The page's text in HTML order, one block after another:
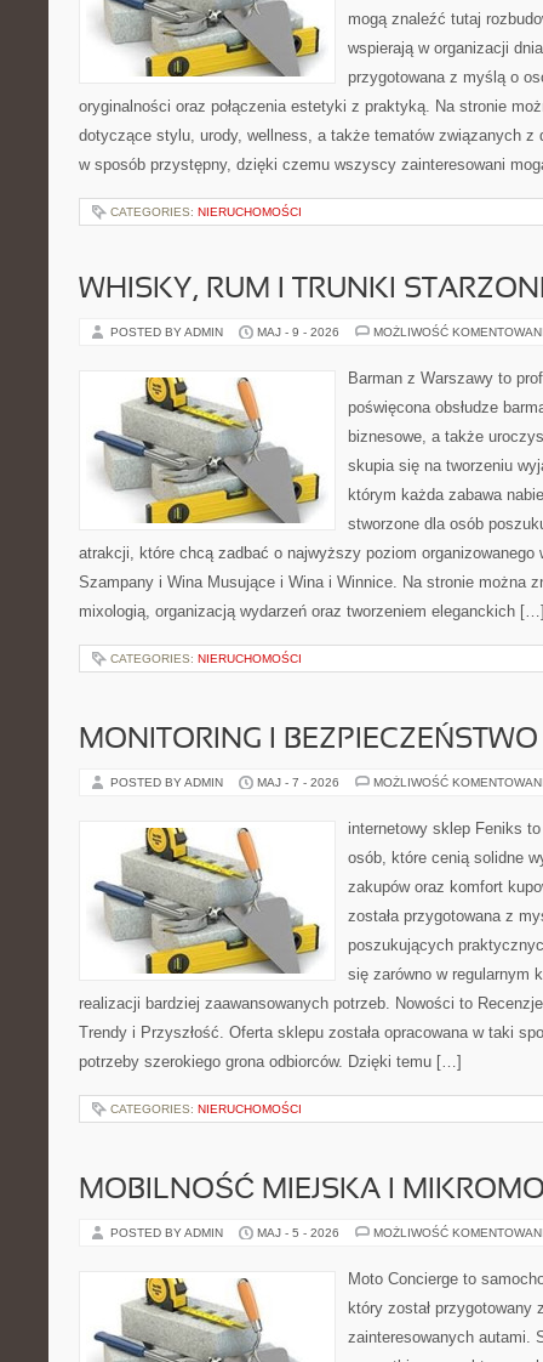
mogą znaleźć tutaj
wspierają w organizacji
przygotowana z myślą o
oryginalności oraz połączenia estetyki z praktyką. Na stronie
dotyczące stylu, urody, wellness, a także tematów związanych z
w sposób przystępny, dzięki czemu wszyscy zainteresowani
CATEGORIES: NIERUCHOMOŚCI
WHISKY, RUM I TRUNKI
POSTED BY ADMIN MAJ - 9 - 2026 MOŻLIWOŚĆ
Barman z Warszawy to
poświęcona obsłudze
biznesowe, a także
skupia się na tworzeniu
którym każda zabawa
stworzone dla osób
atrakcji, które chcą zadbać o najwyższy poziom organizowanego
Szampany i Wina Musujące i Wina i Winnice. Na stronie można
mixologią, organizacją wydarzeń oraz tworzeniem eleganckich
CATEGORIES: NIERUCHOMOŚCI
MONITORING I
POSTED BY ADMIN MAJ - 7 - 2026 MOŻLIWOŚĆ
internetowy sklep Feniks
osób, które cenią solidne
zakupów oraz komfort
została przygotowana z
poszukujących
się zarówno w regularnym
realizacji bardziej zaawansowanych potrzeb. Nowości to
Trendy i Przyszłość. Oferta sklepu została opracowana w taki
potrzeby szerokiego grona odbiorców. Dzięki temu […]
CATEGORIES: NIERUCHOMOŚCI
MOBILNOŚĆ MIEJSKA I
POSTED BY ADMIN MAJ - 5 - 2026 MOŻLIWOŚĆ
Moto Concierge to
który został przygotowany
zainteresowanych autami.